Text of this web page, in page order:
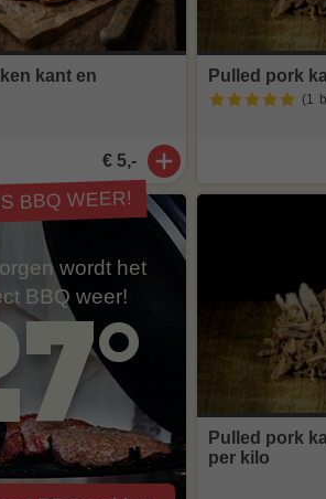
kant en
€ 5,-
Pulled pork
(1
Pulled pork
per kilo
BBQ WEER!
wordt het
BBQ weer!